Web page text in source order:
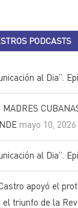
PODCASTS
al Dia”.
MADRES
mayo 10, 2026
al Dia”.
apoyó el
el triunfo de la